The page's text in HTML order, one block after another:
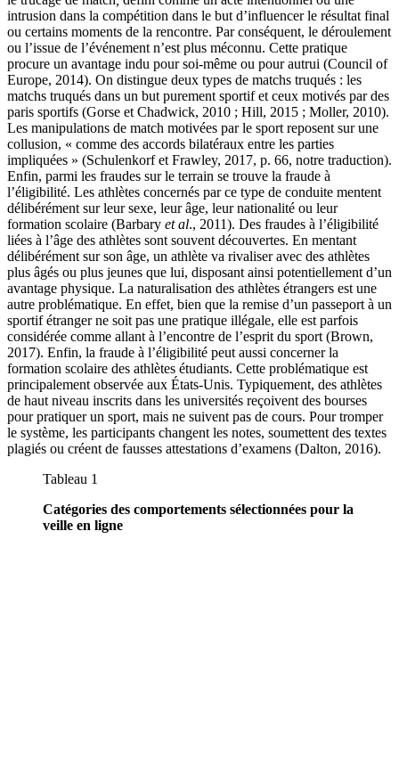
intrusion dans la compétition dans le but d’influencer le résultat final
ou certains moments de la rencontre. Par conséquent, le déroulement
ou l’issue de l’événement n’est plus méconnu. Cette pratique
procure un avantage indu pour soi-même ou pour autrui (Council of
Europe, 2014). On distingue deux types de matchs truqués : les
matchs truqués dans un but purement sportif et ceux motivés par des
paris sportifs (Gorse et Chadwick, 2010 ; Hill, 2015 ; Moller, 2010).
Les manipulations de match motivées par le sport reposent sur une
collusion, « comme des accords bilatéraux entre les parties
impliquées » (Schulenkorf et Frawley, 2017, p. 66, notre traduction).
Enfin, parmi les fraudes sur le terrain se trouve la fraude à
l’éligibilité. Les athlètes concernés par ce type de conduite mentent
délibérément sur leur sexe, leur âge, leur nationalité ou leur
formation scolaire (Barbary et al., 2011). Des fraudes à l’éligibilité
liées à l’âge des athlètes sont souvent découvertes. En mentant
délibérément sur son âge, un athlète va rivaliser avec des athlètes
plus âgés ou plus jeunes que lui, disposant ainsi potentiellement d’un
avantage physique. La naturalisation des athlètes étrangers est une
autre problématique. En effet, bien que la remise d’un passeport à un
sportif étranger ne soit pas une pratique illégale, elle est parfois
considérée comme allant à l’encontre de l’esprit du sport (Brown,
2017). Enfin, la fraude à l’éligibilité peut aussi concerner la
formation scolaire des athlètes étudiants. Cette problématique est
principalement observée aux États-Unis. Typiquement, des athlètes
de haut niveau inscrits dans les universités reçoivent des bourses
pour pratiquer un sport, mais ne suivent pas de cours. Pour tromper
le système, les participants changent les notes, soumettent des textes
plagiés ou créent de fausses attestations d’examens (Dalton, 2016).
Tableau 1
Catégories des comportements sélectionnées pour la
veille en ligne